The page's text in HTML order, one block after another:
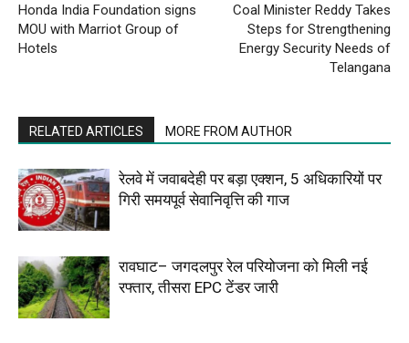
Honda India Foundation signs
MOU with Marriot Group of
Hotels
Coal Minister Reddy Takes
Steps for Strengthening
Energy Security Needs of
Telangana
RELATED ARTICLES MORE FROM AUTHOR
रेलवे में जवाबदेही पर बड़ा एक्शन, 5 अधिकारियों पर
गिरी समयपूर्व सेवानिवृत्ति की गाज
रावघाट– जगदलपुर रेल परियोजना को मिली नई
रफ्तार, तीसरा EPC टेंडर जारी